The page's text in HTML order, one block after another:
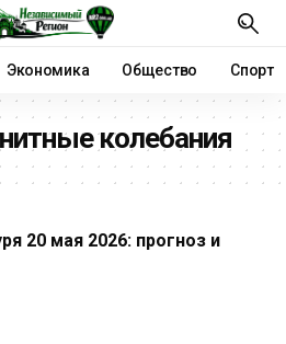
Экономика Общество Спорт
колебания
20 мая 2026: прогноз и